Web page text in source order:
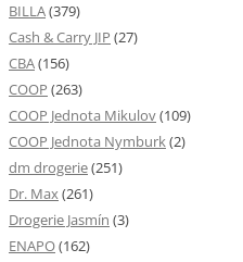
BILLA(379)
Cash & Carry JIP (27)
CBA(156)
COOP (263)
COOP Jednota Mikulov(109)
COOP Jednota Nymburk(2)
dm drogerie(251)
Dr. Max(261)
Drogerie Jasmín (3)
ENAPO(162)